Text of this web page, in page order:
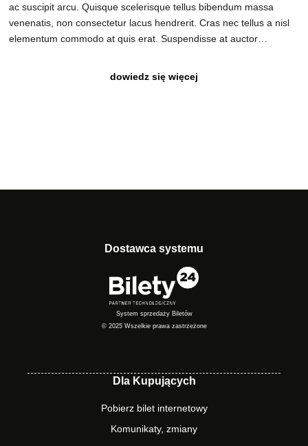
ac suscipit arcu. Quisque scelerisque tellus bibendum massa
venenatis, non consectetur lacus hendrerit. Cras nec tellus a nisl
elementum commodo at quis erat. Suspendisse at auctor…
dowiedz się więcej
Dostawca systemu
System sprzedaży Biletów
© 2025 Wszelkie prawa zastrzeżone
Dla Kupujących
Pobierz bilet internetowy
Komunikaty, zmiany